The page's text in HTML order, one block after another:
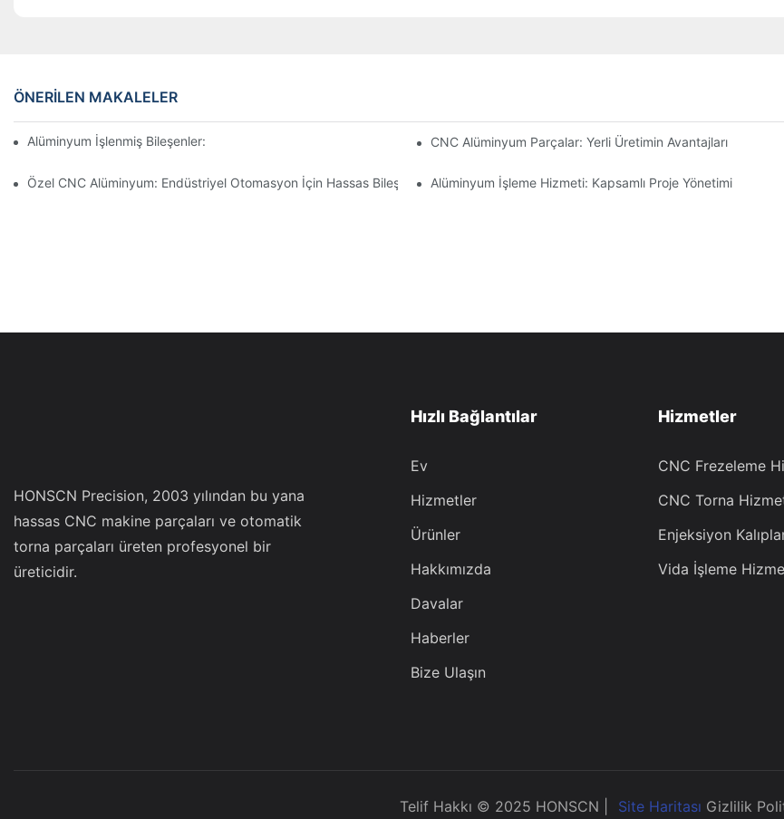
ÖNERILEN MAKALELER
Alüminyum İşlenmiş Bileşenler: Niş Pazarlar İçin Özelleştirme CNC Alüminyum Parçalar: Yerli Üretimin Avantajları
Özel CNC Alüminyum: Endüstriyel Otomasyon İçin Hassas Bileşenler Alüminyum İşleme Hizmeti: Kapsamlı Proje Yönetimi
HONSCN Precision, 2003 yılından bu yana
hassas CNC makine parçaları ve otomatik
torna parçaları üreten profesyonel bir
üreticidir.
Hızlı Bağlantılar
Ev
Hizmetler
Ürünler
Hakkımızda
Davalar
Haberler
Bize Ulaşın
Hizmetler
CNC Frezeleme
CNC Torna
Enjeksiyon
Vida İşleme
Telif Hakkı © 2025 HONSCN | Site Haritası Gizlilik